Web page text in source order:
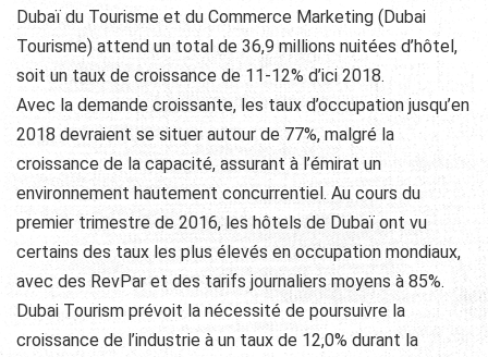
Dubaï du Tourisme et du Commerce Marketing (Dubai
Tourisme) attend un total de 36,9 millions nuitées d’hôtel,
soit un taux de croissance de 11-12% d’ici 2018.
Avec la demande croissante, les taux d’occupation jusqu’en
2018 devraient se situer autour de 77%, malgré la
croissance de la capacité, assurant à l’émirat un
environnement hautement concurrentiel. Au cours du
premier trimestre de 2016, les hôtels de Dubaï ont vu
certains des taux les plus élevés en occupation mondiaux,
avec des RevPar et des tarifs journaliers moyens à 85%.
Dubai Tourism prévoit la nécessité de poursuivre la
croissance de l’industrie à un taux de 12,0% durant la